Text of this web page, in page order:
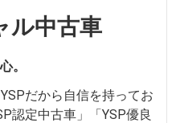
ル中古車
。
だから自信を持ってお
認定中古車」「YSP優良